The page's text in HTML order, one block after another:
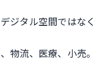
ジタル空間ではなく
物流、医療、小売。